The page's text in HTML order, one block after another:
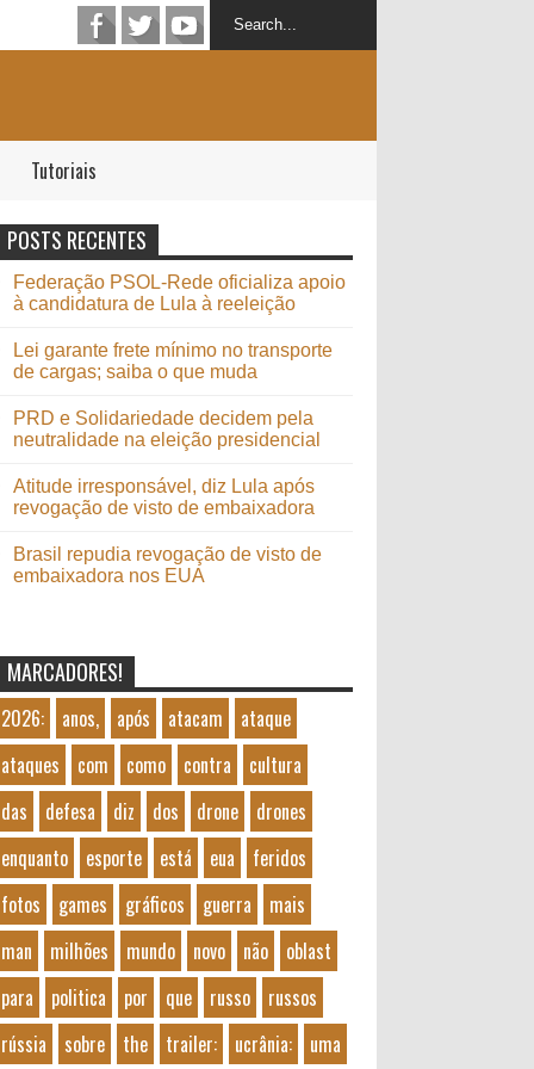
Tutoriais
POSTS RECENTES
Federação PSOL-Rede oficializa apoio
à candidatura de Lula à reeleição
Lei garante frete mínimo no transporte
de cargas; saiba o que muda
PRD e Solidariedade decidem pela
neutralidade na eleição presidencial
Atitude irresponsável, diz Lula após
revogação de visto de embaixadora
Brasil repudia revogação de visto de
embaixadora nos EUA
MARCADORES!
2026: anos, após atacam
ataque
ataques
com como contra
cultura
das
defesa diz dos drone
drones
enquanto
esporte está eua
feridos
fotos
games gráficos guerra
mais
man
milhões mundo novo não
oblast
para
politica por que russo
russos
rússia
sobre the trailer: ucrânia:
uma